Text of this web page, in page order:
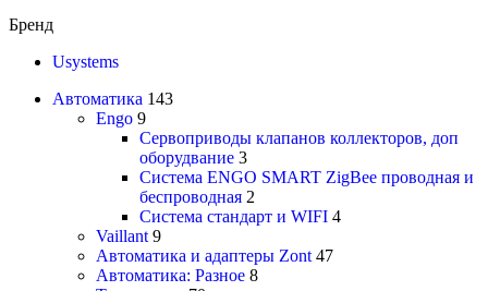
Бренд
Usystems
Автоматика 143
Engo 9
Сервоприводы клапанов коллекторов, доп
оборудвание 3
Система ENGO SMART ZigBee проводная и
беспроводная 2
Система стандарт и WIFI 4
Vaillant 9
Автоматика и адаптеры Zont 47
Автоматика: Разное 8